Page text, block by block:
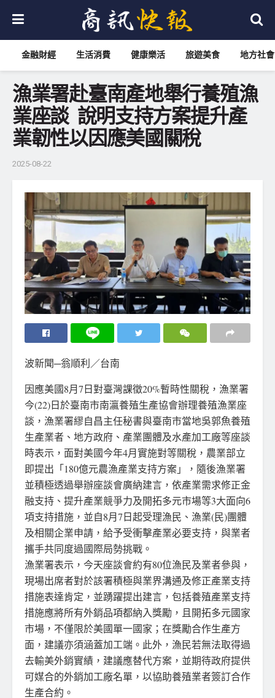
金融財經 生活消費 健康樂活 旅遊美食 地方社會
漁業署赴臺南產地舉行養殖漁
業座談 說明支持方案提升產
業韌性以因應美國關稅
2025-08-22
波新聞─翁順利／台南
因應美國8月7日對臺灣課徵20%暫時性關稅，漁業署
今(22)日於臺南市南瀛養殖生產協會辦理養殖漁業座
談，漁業署繆自昌主任秘書與臺南市當地吳郭魚養殖
生產業者、地方政府、產業團體及水產加工廠等座談
時表示，面對美國今年4月實施對等關稅，農業部立
即提出「180億元農漁產業支持方案」，隨後漁業署
並積極透過舉辦座談會廣納建言，依產業需求修正金
融支持、提升產業競爭力及開拓多元市場等3大面向6
項支持措施，並自8月7日起受理漁民、漁業(民)團體
及相關企業申請，給予受衝擊產業必要支持，與業者
攜手共同度過國際局勢挑戰。
漁業署表示，今天座談會約有80位漁民及業者參與，
現場出席者對於該署積極與業界溝通及修正產業支持
措施表達肯定，並踴躍提出建言，包括養殖產業支持
措施應將所有外銷品項都納入獎勵，且開拓多元國家
市場，不僅限於美國單一國家；在獎勵合作生產方
面，建議亦須涵蓋加工端。此外，漁民若無法取得過
去輸美外銷實績，建議應替代方案，並期待政府提供
可媒合的外銷加工廠名單，以協助養殖業者簽訂合作
生產合約。